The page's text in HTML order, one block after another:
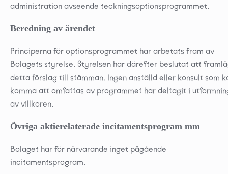
administration avseende teckningsoptionsprogrammet.
Beredning av ärendet
Principerna för optionsprogrammet har arbetats fram av
Bolagets styrelse. Styrelsen har därefter beslutat att
detta förslag till stämman. Ingen anställd eller konsult som
komma att omfattas av programmet har deltagit i
av villkoren.
Övriga aktierelaterade incitamentsprogram mm
Bolaget har för närvarande inget pågående
incitamentsprogram.